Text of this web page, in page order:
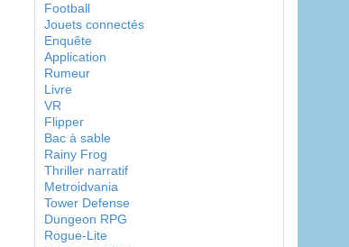
Football
Jouets connectés
Enquête
Application
Rumeur
Livre
VR
Flipper
Bac à sable
Rainy Frog
Thriller narratif
Metroidvania
Tower Defense
Dungeon RPG
Rogue-Lite